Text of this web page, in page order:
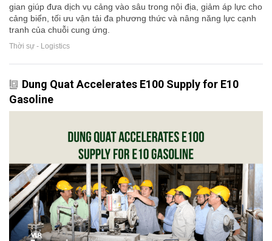
gian giúp đưa dịch vụ cảng vào sâu trong nội địa, giảm áp lực cho
cảng biển, tối ưu vận tải đa phương thức và nâng năng lực cạnh
tranh của chuỗi cung ứng.
Thời sự - Logistics
Dung Quat Accelerates E100 Supply for E10
Gasoline